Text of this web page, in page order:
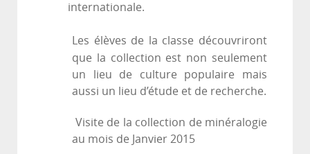
internationale.
Les élèves de la classe découvriront
que
la collection est non seulement
un lieu de culture populaire mais
aussi un lieu d’étude et de recherche.
Visite de la collection de minéralogie
au mois de Janvier 2015